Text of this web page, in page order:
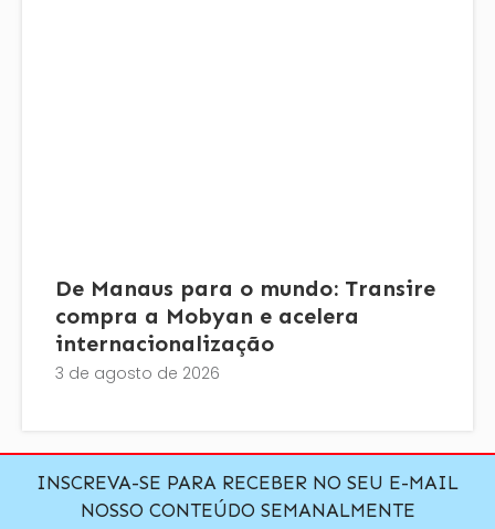
De Manaus para o mundo: Transire
compra a Mobyan e acelera
internacionalização
3 de agosto de 2026
INSCREVA-SE PARA RECEBER NO SEU E-MAIL
NOSSO CONTEÚDO SEMANALMENTE